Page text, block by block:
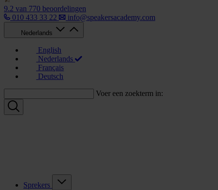
9.2 van 770 beoordelingen
010 433 33 22
info@speakersacademy.com
Nederlands
English
Nederlands
Français
Deutsch
Voer een zoekterm in:
Sprekers